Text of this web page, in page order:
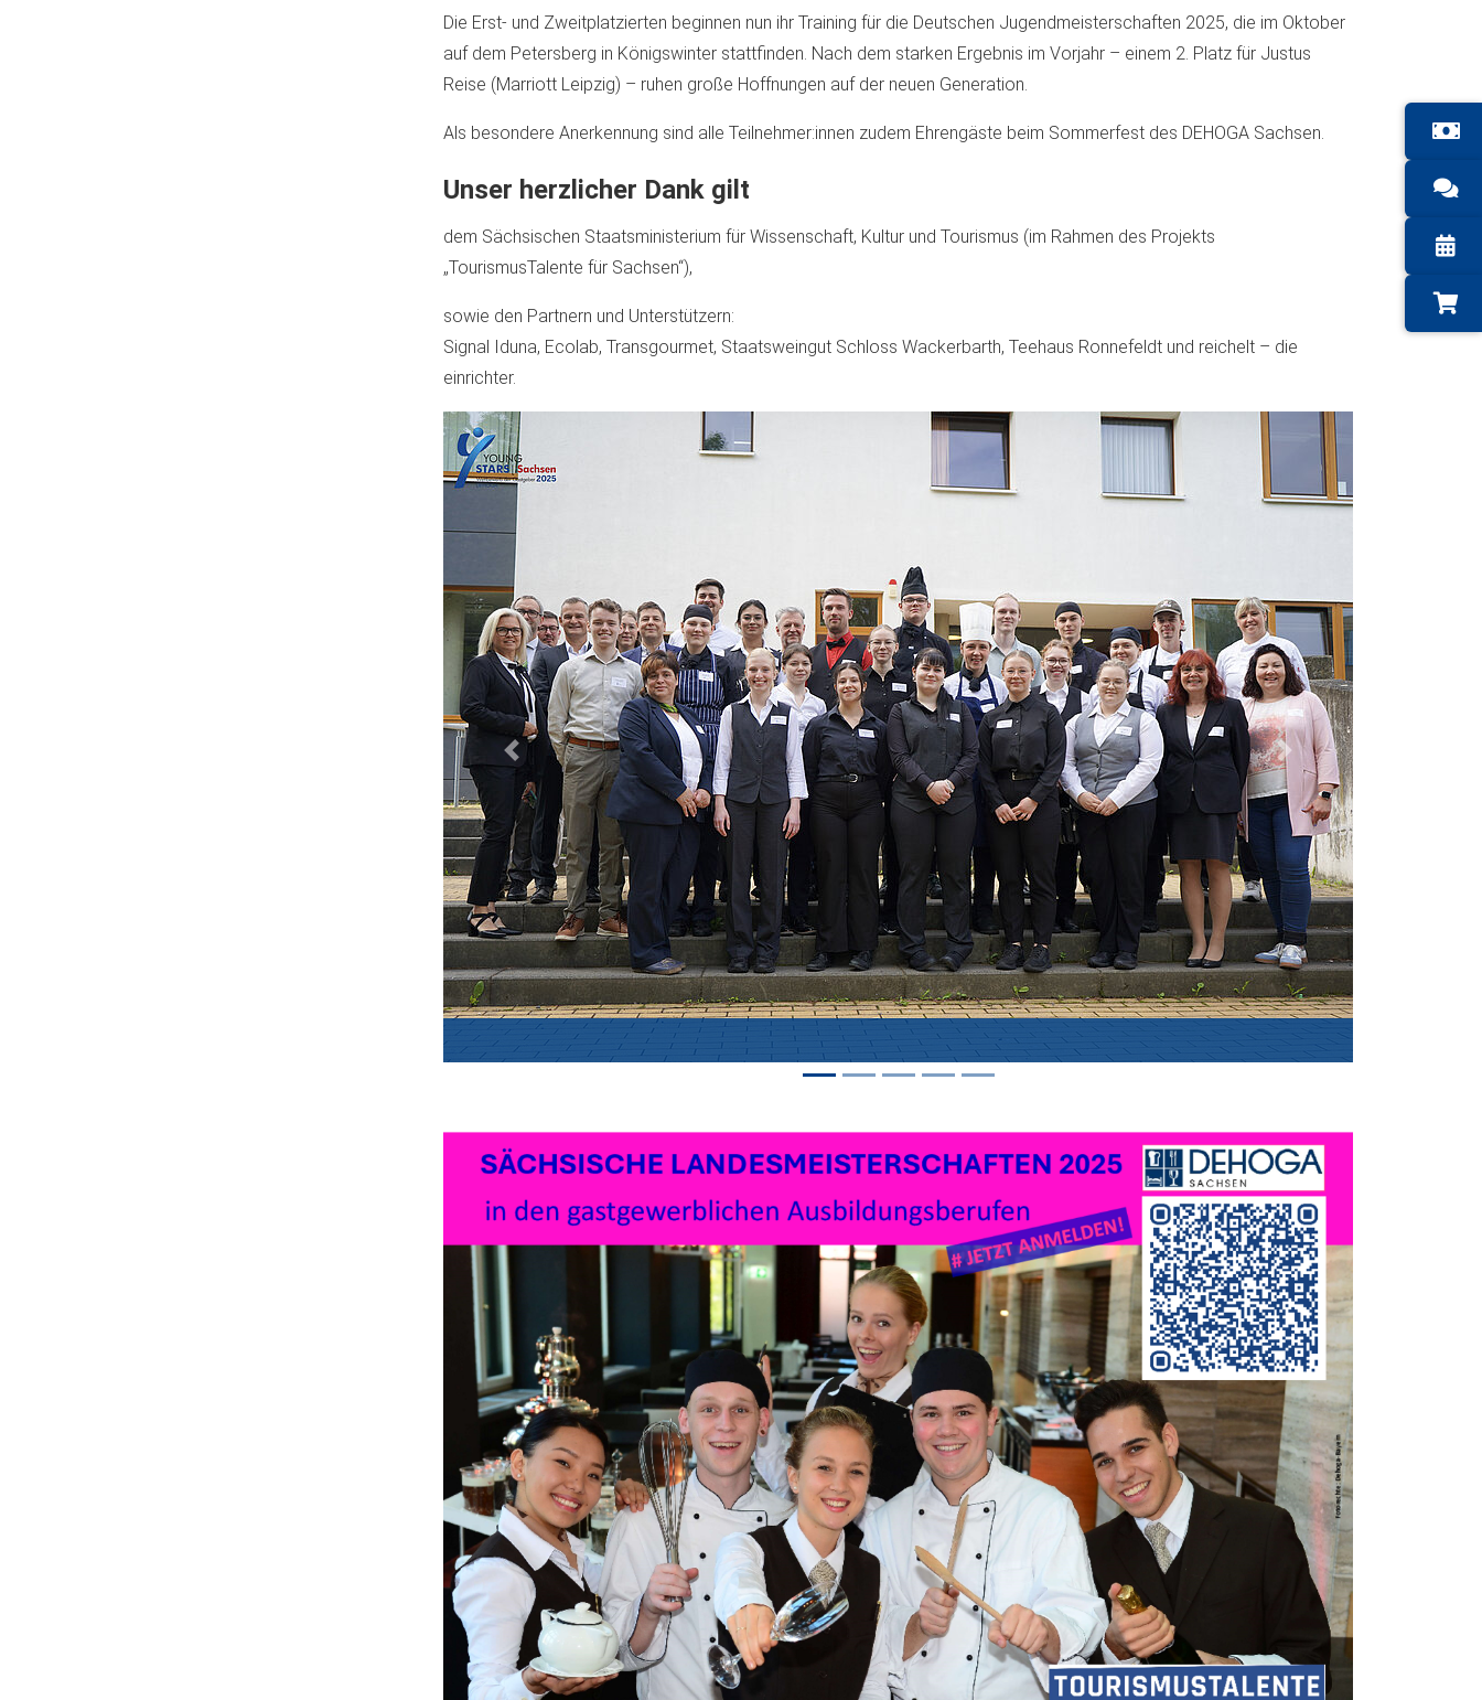
Die Erst- und Zweitplatzierten beginnen nun ihr Training für die Deutschen Jugendmeisterschaften 2025, die im Oktober
auf dem Petersberg in Königswinter stattfinden. Nach dem starken Ergebnis im Vorjahr – einem 2. Platz für Justus
Reise (Marriott Leipzig) – ruhen große Hoffnungen auf der neuen Generation.
Als besondere Anerkennung sind alle Teilnehmer:innen zudem Ehrengäste beim Sommerfest des DEHOGA Sachsen.
Unser herzlicher Dank gilt
dem Sächsischen Staatsministerium für Wissenschaft, Kultur und Tourismus (im Rahmen des Projekts
„TourismusTalente für Sachsen“),
sowie den Partnern und Unterstützern:
Signal Iduna, Ecolab, Transgourmet, Staatsweingut Schloss Wackerbarth, Teehaus Ronnefeldt und reichelt – die
einrichter.
Previous
Die Deutschen Meisterschaften in den gastgewerblichen Ausbildungsberufen 2025 werden
vom 17.-20. Oktober 2025 auf dem Petersberg stattfinden.
In Vorbereitung darauf führen wir im Frühjahr die Sächsischen Landesmeisterschaften durch.
Folgender Zeit- & Ablaufplan steht fest
bis 28.01.2025Ausschreibung in BSZs mit Plakaten und Anmeldebögen, in Ausbildungs-betrieben per Email und Post
bis 31.03.2025Bewerbungsprozess für Landesmeisterschaft (keine Einfluss regionaler Vorausscheide)
02.04.2025Sächsische Meisterschaft THEORIE (dezentral)
14.-30.04.2025Interviews mit den besten 10 Theorieteilnehmern
27.05.2025 Sächsische Meisterschaft PRAXIS (Susanna-Eger-Schule Leipzig)
Es qualifizieren sich im Theoriewettbewerb aus allen Teilnehmern 5 Köche / 5 ReVas / 5 HOFAs für die Praxis -> 5
Teams treten im Praxiswettbewerb gegeneinander an
# 1.+ 2. Platz je Beruf geht in die Trainingslager für den Bundeswettbewerb (Sept./Okt.)
# Siegerehrung für alle 15 Teilnehmer beim Sommerfest des DEHOGA Sachsen am 17.06.2025 im Radisson Blu Park